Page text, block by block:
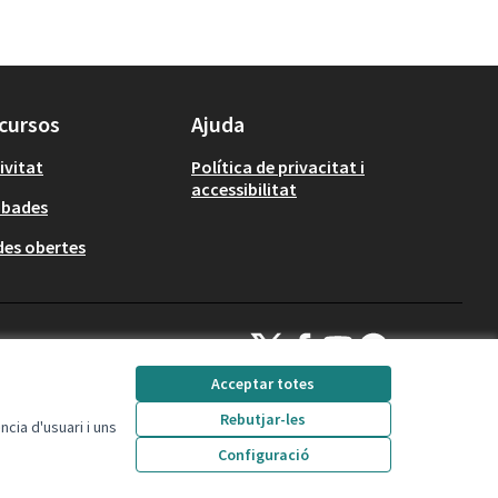
d'usuari i uns
Acceptar totes
Rebutjar-les
Configuració
obertes
Ajuda
Política de privacitat i
accessibilitat
Decidim Calafell a X
(Enllaç extern)
Decidim Calafell a Facebook
(Enllaç extern)
Decidim Calafell a YouTube
(Enllaç extern)
Decidim Calafell a
(Enllaç extern)
Amb llicència Creative
(Enllaç extern)